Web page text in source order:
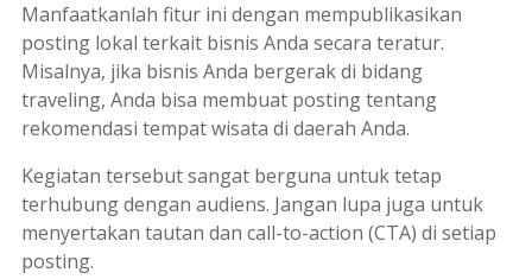
Manfaatkanlah fitur ini dengan mempublikasikan
postinglokal terkait bisnis Anda secara teratur.
Misalnya, jika bisnis Anda bergerak di bidang
traveling, Anda bisa membuat postingtentang
rekomendasi tempat wisata di daerah Anda.
Kegiatan tersebut sangat berguna untuk tetap
terhubung dengan audiens. Jangan lupa juga untuk
menyertakan tautan dan call-to-action (CTA) di setiap
posting.